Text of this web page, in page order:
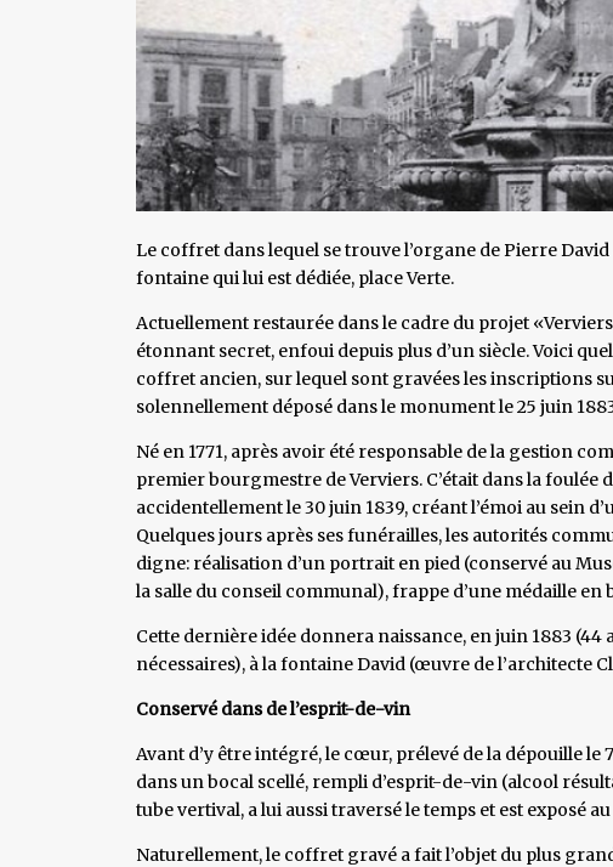
Le coffret dans lequel se trouve l’organe de Pierre
fontaine qui lui est dédiée, place Verte.
Actuellement restaurée dans le cadre du projet
étonnant secret, enfoui depuis plus d’un siècle. Voici
coffret ancien, sur lequel sont gravées les inscriptions
solennellement déposé dans le monument le 25 juin
Né en 1771, après avoir été responsable de la gestion
premier bourgmestre de Verviers. C’était dans la foulée
accidentellement le 30 juin 1839, créant l’émoi au sein
Quelques jours après ses funérailles, les autorités
digne: réalisation d’un portrait en pied (conservé au
la salle du conseil communal), frappe d’une médaille
Cette dernière idée donnera naissance, en juin 1883
nécessaires), à la fontaine David (œuvre de l’architecte
Conservé dans de l’esprit-de-vin
Avant d’y être intégré, le cœur, prélevé de la dépouille
dans un bocal scellé, rempli d’esprit-de-vin (alcool
tube vertival, a lui aussi traversé le temps et est exposé
Naturellement, le coffret gravé a fait l’objet du plus